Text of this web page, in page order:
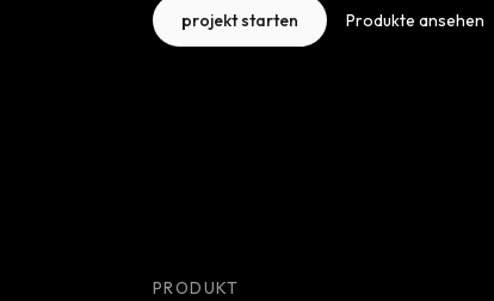
projekt starten Produkte ansehen
PRODUKT